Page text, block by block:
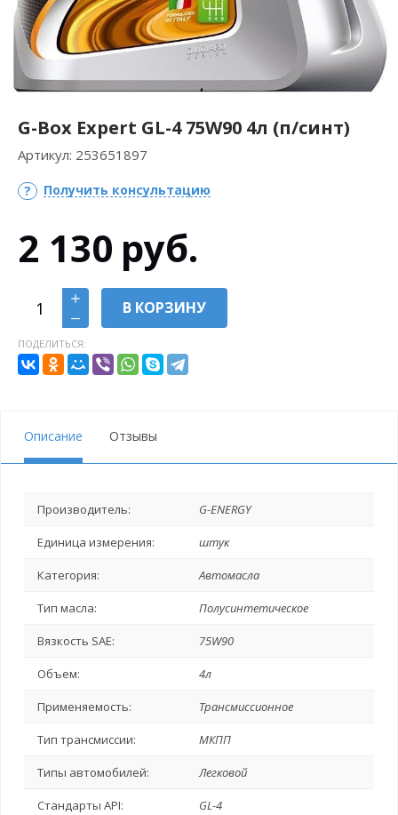
G-Box Expert GL-4 75W90 4л (п/синт)
Артикул: 253651897
Получить консультацию
2 130 руб.
В КОРЗИНУ
ПОДЕЛИТЬСЯ:
Описание Отзывы
Производитель: G-ENERGY
Единица измерения: штук
Категория: Автомасла
Тип масла: Полусинтетическое
Вязкость SAE: 75W90
Объем: 4л
Применяемость: Трансмиссионное
Тип трансмиссии: МКПП
Типы автомобилей: Легковой
Стандарты API: GL-4